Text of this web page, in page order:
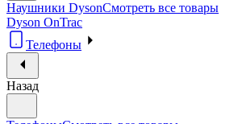
Наушники DysonСмотреть все товары
Dyson OnTrac
Телефоны
Назад